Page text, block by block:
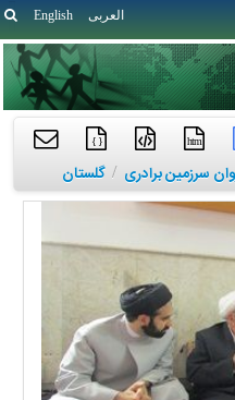
English العربی
htm
{ }
سرزمین برادری / گلستان